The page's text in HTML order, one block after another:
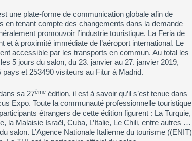
une plate-forme de communication globale afin de
en tenant compte des changements dans la demande
promouvoir l’industrie touristique. La Feria de
et à proximité immédiate de l’aéroport international. Le
accessible par les transports en commun. Au total les
5 jours du salon, du 23. janvier au 27. janvier 2019,
et 253490 visiteurs au Fitur à Madrid.
sa 27ème édition, il est à savoir qu’il s’est tenue dans
Expo. Toute la communauté professionnelle touristique
étrangers de cette édition figurent : La Turquie,
la Malaisie Israël, Cuba, L’Italie, Le Chili, entre autres …
salon. L’Agence Nationale Italienne du tourisme ((ENIT)